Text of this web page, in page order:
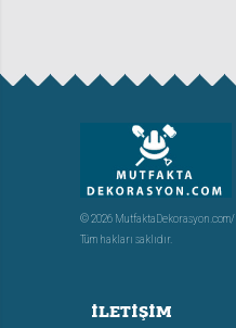
© 2026 MutfaktaDekorasyon.com/
Tüm hakları saklıdır.
İLETIŞIM